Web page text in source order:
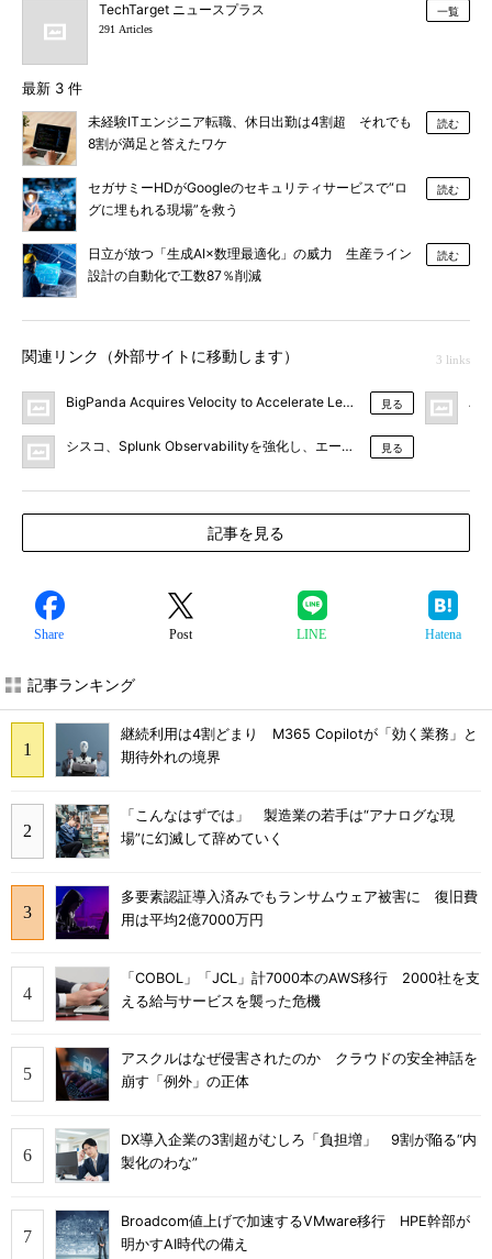
TechTarget ニュースプラス
291 Articles
一覧
最新 3 件
未経験ITエンジニア転職、休日出勤は4割超 それでも
8割が満足と答えたワケ
読む
セガサミーHDがGoogleのセキュリティサービスで“ロ
グに埋もれる現場”を救う
読む
日立が放つ「生成AI×数理最適化」の威力 生産ライン
設計の自動化で工数87％削減
読む
関連リンク（外部サイトに移動します） 3 links
BigPanda Acquires Velocity to Accelerate Leadership in Agentic IT
見る
シスコ、Splunk Observabilityを強化し、エージェンティックAIでリ
見る
AI
記事を見る
Share Post LINE Hatena
記事ランキング
継続利用は4割どまり M365 Copilotが「効く業務」と
期待外れの境界
「こんなはずでは」 製造業の若手は“アナログな現
場”に幻滅して辞めていく
多要素認証導入済みでもランサムウェア被害に 復旧費
用は平均2億7000万円
「COBOL」「JCL」計7000本のAWS移行 2000社を支
える給与サービスを襲った危機
アスクルはなぜ侵害されたのか クラウドの安全神話を
崩す「例外」の正体
DX導入企業の3割超がむしろ「負担増」 9割が陥る“内
製化のわな”
Broadcom値上げで加速するVMware移行 HPE幹部が
明かすAI時代の備え